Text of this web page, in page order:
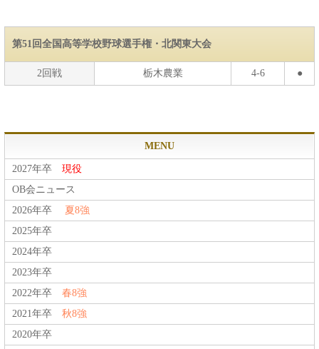
第51回全国高等学校野球選手権・北関東大会
2回戦 栃木農業 4-6 ●
MENU
2027年卒 現役
OB会ニュース
2026年卒
夏8強
2025年卒
2024年卒
2023年卒
2022年卒 春8強
2021年卒 秋8強
2020年卒